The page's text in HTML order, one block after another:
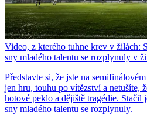
Video, z kterého tuhne krev v žilách:
sny mladého talentu se rozplynuly v
Představte si, že jste na
jen hru, touhu po vítězství a netušíte,
hotové peklo a dějiště tragédie. Stačil
sny mladého talentu se rozplynuly.